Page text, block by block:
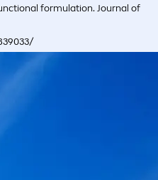
formulation. Journal of